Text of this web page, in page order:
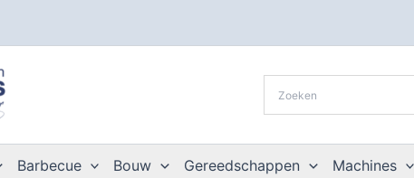
Barbecue Bouw Gereedschappen Machines